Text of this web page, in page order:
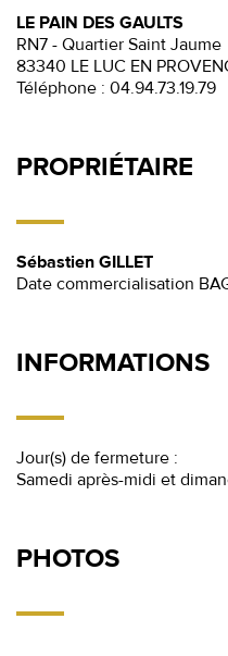
LE PAIN DES GAULTS
RN7 - Quartier Saint Jaume
83340 LE LUC EN
Téléphone : 04.94.73.19.79
PROPRIÉTAIRE
Sébastien GILLET
Date commercialisation
INFORMATIONS
Jour(s) de fermeture :
Samedi après-midi et
PHOTOS